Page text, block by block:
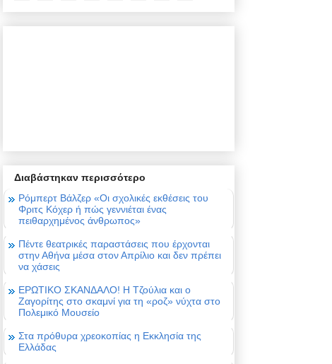
Διαβάστηκαν περισσότερο
Ρόμπερτ Βάλζερ «Οι σχολικές εκθέσεις του
Φριτς Κόχερ ή πώς γεννιέται ένας
πειθαρχημένος άνθρωπος»
Πέντε θεατρικές παραστάσεις που έρχονται
στην Αθήνα μέσα στον Απρίλιο και δεν πρέπει
να χάσεις
ΕΡΩΤΙΚΟ ΣΚΑΝΔΑΛΟ! Η Τζούλια και ο
Ζαγορίτης στο σκαμνί για τη «ροζ» νύχτα στο
Πολεμικό Μουσείο
Στα πρόθυρα χρεοκοπίας η Εκκλησία της
Ελλάδας